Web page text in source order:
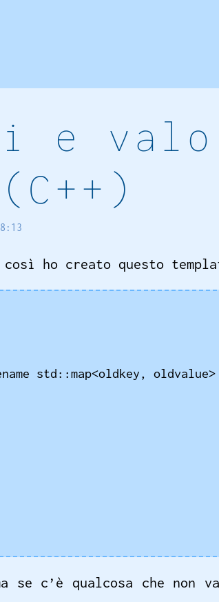
e
ho creato questo
std::map<oldkey, oldvalue>
se c’è qualcosa che non